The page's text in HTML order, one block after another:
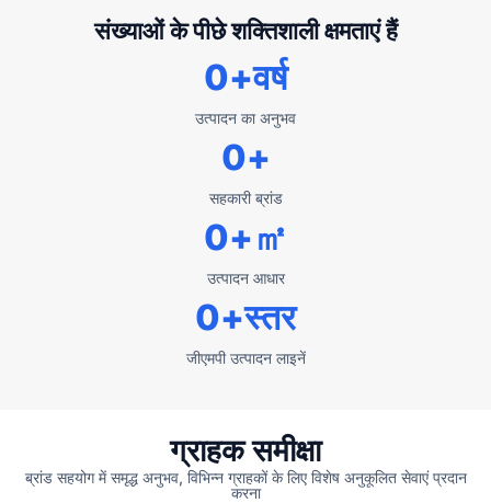
संख्याओं के पीछे शक्तिशाली क्षमताएं हैं
उत्पादन का अनुभव
0+वर्ष
सहकारी ब्रांड
0+
उत्पादन आधार
0+㎡
जीएमपी उत्पादन लाइनें
0+स्तर
ग्राहक समीक्षा
ब्रांड सहयोग में समृद्ध अनुभव, विभिन्न ग्राहकों के लिए विशेष अनुकूलित सेवाएं प्रदान
करना